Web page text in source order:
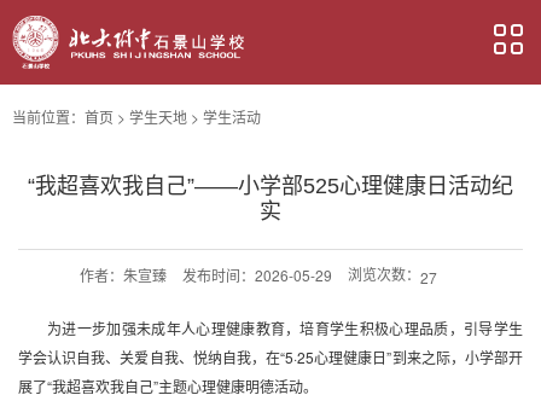
当前位置： 首页 > 学生天地 > 学生活动
“我超喜欢我自己”——小学部525心理健康日活动纪
实
作者： 朱宣臻 发布时间：2026-05-29 浏览次数： 27
为进一步加强未成年人心理健康教育，培育学生积极心理品质，引导学生
学会认识自我、关爱自我、悦纳自我，在“5·25心理健康日”到来之际，小学部开
展了“我超喜欢我自己”主题心理健康明德活动。